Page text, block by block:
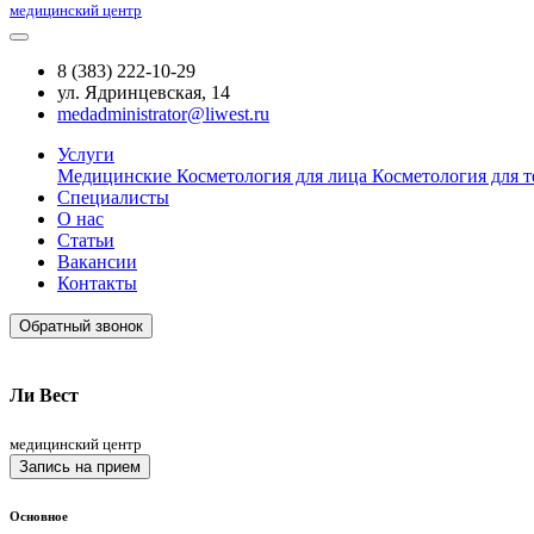
медицинский центр
8 (383) 222-10-29
ул. Ядринцевская, 14
medadministrator@liwest.ru
Услуги
Медицинские Косметология для лица Косметология для
Специалисты
О нас
Статьи
Вакансии
Контакты
Обратный звонок
Ли Вест
медицинский центр
Запись на прием
Основное